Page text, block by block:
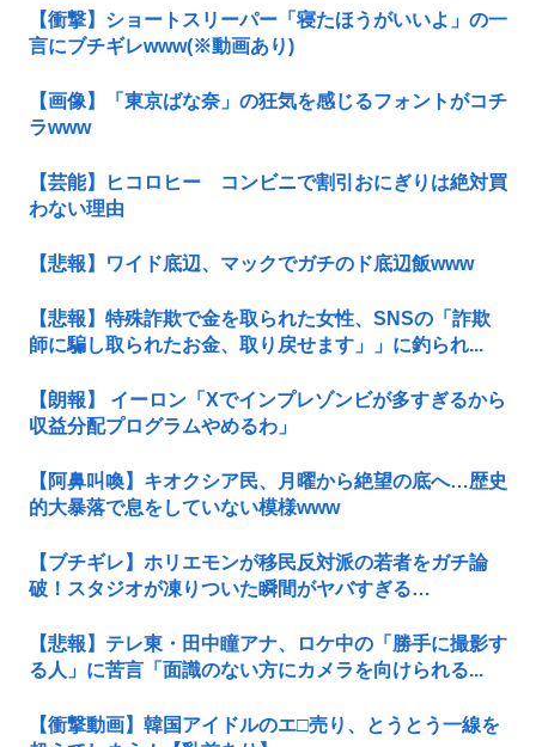
【衝撃】ショートスリーパー「寝たほうがいいよ」の一
言にブチギレwww(※動画あり)
【画像】「東京ばな奈」の狂気を感じるフォントがコチ
ラwww
【芸能】ヒコロヒー コンビニで割引おにぎりは絶対買
わない理由
【悲報】ワイド底辺、マックでガチのド底辺飯www
【悲報】特殊詐欺で金を取られた女性、SNSの「詐欺
師に騙し取られたお金、取り戻せます」」に釣られ...
【朗報】 イーロン「Xでインプレゾンビが多すぎるから
収益分配プログラムやめるわ」
【阿鼻叫喚】キオクシア民、月曜から絶望の底へ…歴史
的大暴落で息をしていない模様www
【ブチギレ】ホリエモンが移民反対派の若者をガチ論
破！スタジオが凍りついた瞬間がヤバすぎる…
【悲報】テレ東・田中瞳アナ、ロケ中の「勝手に撮影す
る人」に苦言「面識のない方にカメラを向けられる...
【衝撃動画】韓国アイドルのエ□売り、とうとう一線を